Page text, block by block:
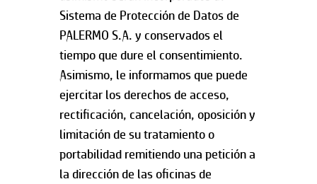
Sistema de Protección de Datos de
PALERMO S.A. y conservados el
tiempo que dure el consentimiento.
Asimismo, le informamos que puede
ejercitar los derechos de acceso,
rectificación, cancelación, oposición y
limitación de su tratamiento o
portabilidad remitiendo una petición a
la dirección de las oficinas de